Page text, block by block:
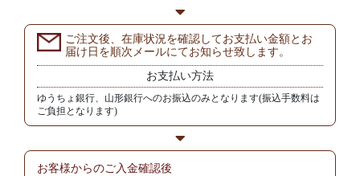
ご注文後、在庫状況を確認してお支払い金額とお
届け日を順次メールにてお知らせ致します。
お支払い方法
ゆうちょ銀行、山形銀行へのお振込のみとなります(振込手数料は
ご負担となります)
お客様からのご入金確認後